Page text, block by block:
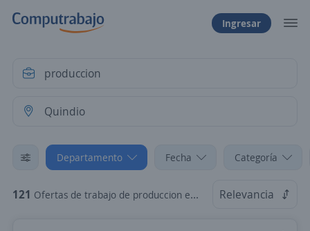
Ingresar
Departamento Fecha Categoría
121 Ofertas de trabajo de produccion en Quindio Relevancia